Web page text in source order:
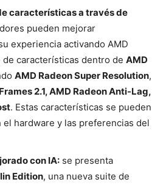
características a través de
pueden mejorar
experiencia activando AMD
de características dentro de AMD
AMD Radeon Super Resolution,
2.1, AMD Radeon Anti-Lag,
. Estas características se pueden
el hardware y las preferencias del
con IA: se presenta
Edition, una nueva suite de